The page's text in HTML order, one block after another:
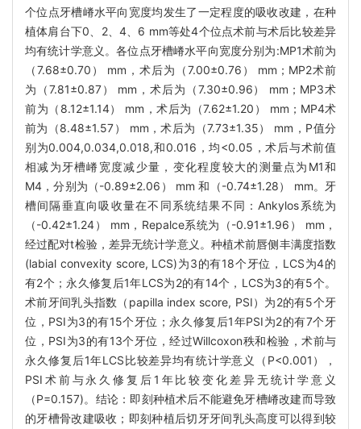
个位点牙槽嵴水平向宽度均发生了一定程度的吸收改建，在种
植体肩台下0、2、4、6 mm等处4个位点术前与术后比较差异
均有统计学意义。各位点牙槽嵴水平向宽度分别为:MP1术前为
（7.68±0.70） mm，术后为（7.00±0.76） mm；MP2术前
为（7.81±0.87） mm，术后为（7.30±0.96） mm；MP3术
前为（8.12±1.14） mm，术后为（7.62±1.20） mm；MP4术
前为（8.48±1.57） mm，术后为（7.73±1.35） mm，P值分
别为0.004,0.034,0.018,和0.016，均<0.05，术后与术前值
相减为牙槽嵴宽度减少量，变化程度较大的测量点为M1和
M4，分别为（-0.89±2.06） mm 和（-0.74±1.28） mm。牙
槽间隔垂直向吸收量在不同系统结果不同：Ankylos系统为
（-0.42±1.24） mm，Repalce系统为（-0.91±1.96） mm，
经过配对t检验，差异无统计学意义。种植术前唇侧丰满度指数
(labial convexity score, LCS)为3的有18个牙位，LCS为4的
有2个；永久修复后1年LCS为2的有14个，LCS为3的有5个。
术前牙间乳头指数（papilla index score, PSI）为2的有5个牙
位，PSI为3的有15个牙位；永久修复后1年PSI为2的有7个牙
位，PSI为3的有13个牙位，经过Willcoxon秩和检验，术前与
永久修复后1年LCS比较差异均有统计学意义（P<0.001），
PSI术前与永久修复后1年比较变化差异无统计学意义
（P=0.157)。结论：即刻种植术后不能避免牙槽嵴改建而导致
的牙槽骨改建吸收；即刻种植后切牙牙间乳头高度可以得到较